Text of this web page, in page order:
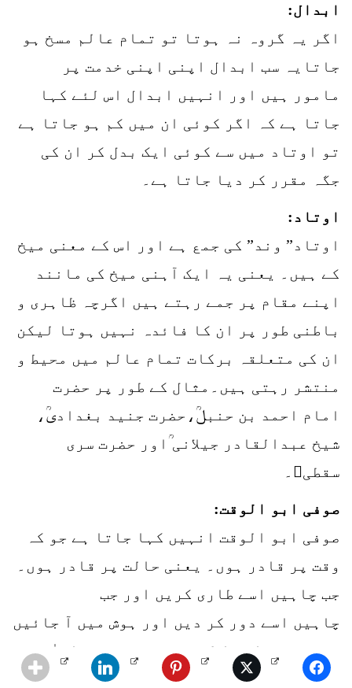
ابدال:
اگر یہ گروہ نہ ہوتا تو تمام عالم مسخ ہو
جاتایہ سب ابدال اپنی اپنی خدمت پر
مامور ہیں اور انہیں ابدال اس لئے کہا
جاتا ہے کہ اگر کوئی ان میں کم ہو جاتا ہے
تو اوتاد میں سے کوئی ایک بدل کر ان کی
جگہ مقرر کر دیا جاتا ہے۔
اوتاد:
اوتاد” وند” کی جمع ہے اور اس کے معنی میخ
کے ہیں۔ یعنی یہ ایک آہنی میخ کی مانند
اپنے مقام پر جمے رہتے ہیں اگرچہ ظاہری و
باطنی طور پر ان کا فائدہ نہیں ہوتا لیکن
ان کی متعلقہ برکات تمام عالم میں محیط و
منتشر رہتی ہیں۔مثال کے طور پر حضرت
امام احمد بن حنبلؒ،حضرت جنید بغدادیؒ،
شیخ عبدالقادر جیلانی ؒاور حضرت سری
سقطی۔
صوفی ابو الوقت:
صوفی ابو الوقت انہیں کہا جاتا ہے جو کہ
وقت پر قادر ہوں۔ یعنی حالت پر قادر ہوں۔
جب چاہیں اسے طاری کریں اور جب
چاہیں اسے دور کر دیں اور ہوش میں آ جائیں
۔ یہ صوفی ابن ا لوقت سے درجے میں اعلٰی
ہوتے ہیں ۔ مگر ایسے لوگ اس وقت موجود